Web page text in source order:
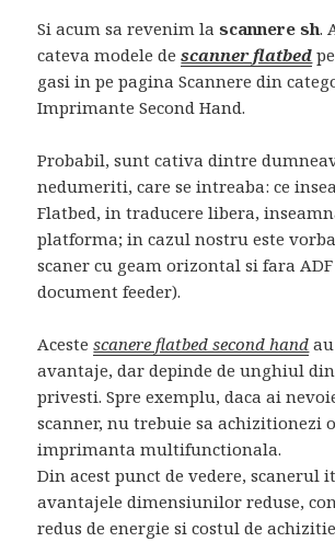
Si acum sa revenim lascannere sh.
cateva modele descanner flatbed
gasi in pe pagina Scannere din
Imprimante Second Hand.
Probabil, sunt cativa dintre
nedumeriti, care se intreaba: ce
Flatbed, in traducere libera,
platforma; in cazul nostru este
scaner cu geam orizontal si fara
document feeder).
Acestescanere flatbed second hand
avantaje, dar depinde de unghiul
privesti. Spre exemplu, daca ai
scanner, nu trebuie sa achizitionezi
imprimanta multifunctionala.
Din acest punct de vedere, scanerul
avantajele dimensiunilor reduse,
redus de energie si costul de